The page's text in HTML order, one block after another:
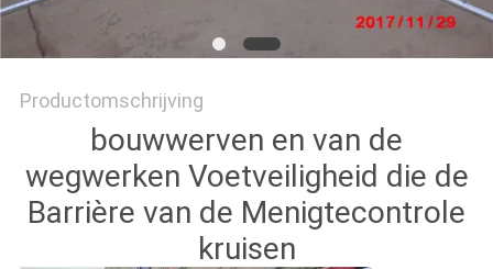
Productomschrijving
bouwwerven en van de
wegwerken Voetveiligheid die de
Barrière van de Menigtecontrole
kruisen